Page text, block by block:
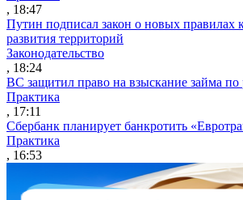
, 18:47
Путин подписал закон о новых правилах
развития территорий
Законодательство
, 18:24
ВС защитил право на взыскание займа по
Практика
, 17:11
Сбербанк планирует банкротить
Практика
, 16:53